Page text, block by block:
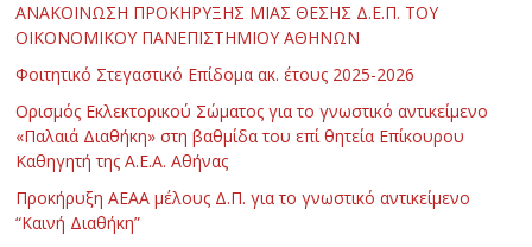
ΑΝΑΚΟΙΝΩΣΗ ΠΡΟΚΗΡΥΞΗΣ ΜΙΑΣ ΘΕΣΗΣ Δ.Ε.Π. ΤΟΥ
ΟΙΚΟΝΟΜΙΚΟΥ ΠΑΝΕΠΙΣΤΗΜΙΟΥ ΑΘΗΝΩΝ
Φοιτητικό Στεγαστικό Επίδομα ακ. έτους 2025-2026
Ορισμός Εκλεκτορικού Σώματος για το γνωστικό αντικείμενο
«Παλαιά Διαθήκη» στη βαθμίδα του επί θητεία Επίκουρου
Καθηγητή της Α.Ε.Α. Αθήνας
Προκήρυξη ΑΕΑΑ μέλους Δ.Π. για το γνωστικό αντικείμενο
“Καινή Διαθήκη”